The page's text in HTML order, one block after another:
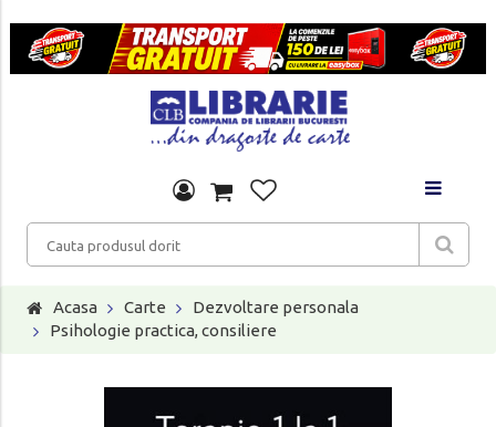
Acasa Carte
Dezvoltare personala
Psihologie practica, consiliere